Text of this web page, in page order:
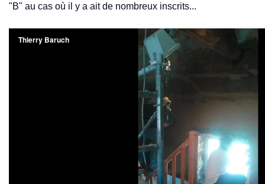
"B" au cas où il y a ait de nombreux inscrits...